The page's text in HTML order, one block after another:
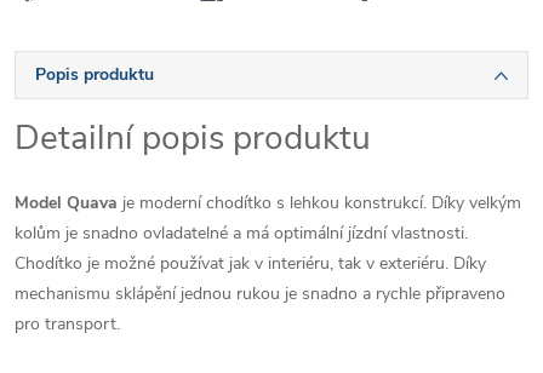
Popis produktu
Detailní popis produktu
Model Quava je moderní chodítko s lehkou konstrukcí. Díky velkým
kolům je snadno ovladatelné a má optimální jízdní vlastnosti.
Chodítko je možné používat jak v interiéru, tak v exteriéru. Díky
mechanismu sklápění jednou rukou je snadno a rychle připraveno
pro transport.